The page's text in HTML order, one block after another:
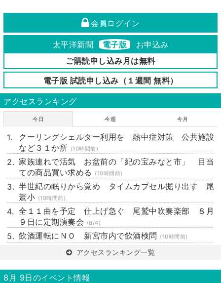
会員ログイン
太平洋新聞 電子版
お申込み
ご購読申し込み月は無料
電子版 試読申し込み（１週間 無料）
アクセスランキング
今日 今週 今月
クーリングシェルター利用を 熱中症対策 公共施設
など３１か所 (10時間前)
家族連れで活気 お盆前の「紀の宝みなと市」 目当
ての商品買い求める
(10時間前)
半世紀の眠りから覚め タイムカプセル掘り出す 尾
鷲小 (10時間前)
全１１曲を予定 仕上げ急ぐ 尾鷲中吹奏楽部 ８月
９日に定期演奏会 (8/4)
飲酒運転にＮＯ 新宮市内で飲酒検問 (10時間前)
アクセスランキング一覧
8月 9日のイベント情報